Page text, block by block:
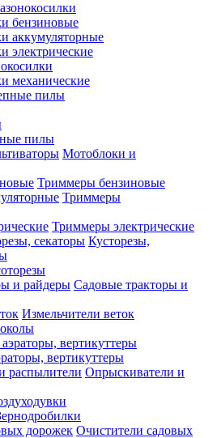
бензиновые
аккумуляторные
электрические
механические
пилы
пилы
Мотоблоки и
Триммеры бензиновые
Триммеры
Триммеры электрические
Кусторезы,
Садовые тракторы и
Измельчители веток
вертикуттеры
Опрыскиватели и
Очистители садовых